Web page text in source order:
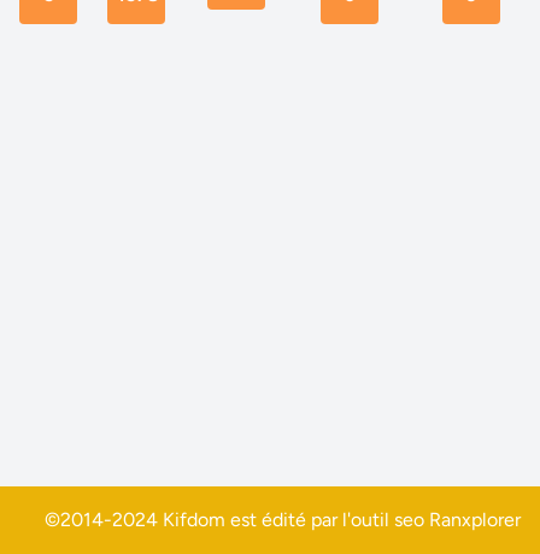
©2014-2024 Kifdom est édité par l'outil seo Ranxplorer